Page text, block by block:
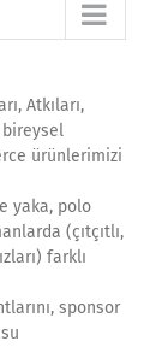
Atkıları,
bireysel
ürünlerimizi
yaka, polo
(çıtçıtlı,
farklı
sponsor